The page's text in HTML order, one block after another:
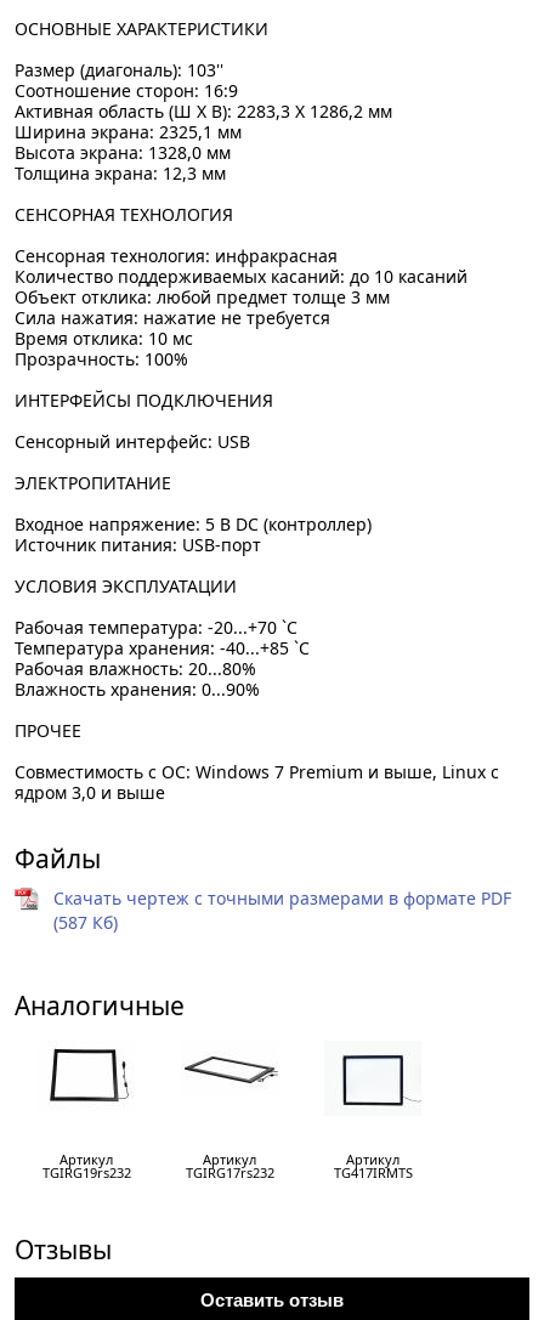
ОСНОВНЫЕ ХАРАКТЕРИСТИКИ
Размер (диагональ): 103''
Соотношение сторон: 16:9
Активная область (Ш X В): 2283,3 X 1286,2 мм
Ширина экрана: 2325,1 мм
Высота экрана: 1328,0 мм
Толщина экрана: 12,3 мм
СЕНСОРНАЯ ТЕХНОЛОГИЯ
Сенсорная технология: инфракрасная
Количество поддерживаемых касаний: до 10 касаний
Объект отклика: любой предмет толще 3 мм
Сила нажатия: нажатие не требуется
Время отклика: 10 мс
Прозрачность: 100%
ИНТЕРФЕЙСЫ ПОДКЛЮЧЕНИЯ
Сенсорный интерфейс: USB
ЭЛЕКТРОПИТАНИЕ
Входное напряжение: 5 В DC (контроллер)
Источник питания: USB-порт
УСЛОВИЯ ЭКСПЛУАТАЦИИ
Рабочая температура: -20...+70 `C
Температура хранения: -40...+85 `C
Рабочая влажность: 20...80%
Влажность хранения: 0...90%
ПРОЧЕЕ
Совместимость с ОС: Windows 7 Premium и выше, Linux с
ядром 3,0 и выше
Файлы
Скачать чертеж с точными размерами в формате PDF
(587 Кб)
Аналогичные
Артикул
TGIRG19rs232
Артикул
TGIRG17rs232
Артикул
TG417IRMTS
Отзывы
Оставить отзыв